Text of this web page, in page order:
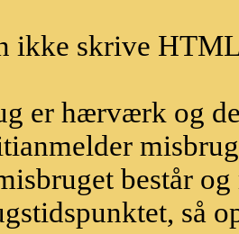
ikke skrive
er hærværk og
består
så